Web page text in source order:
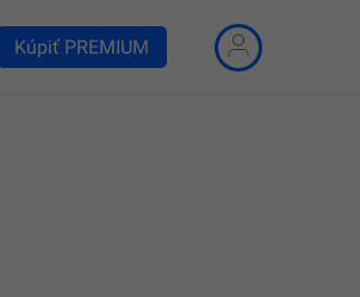
Kúpiť PREMIUM